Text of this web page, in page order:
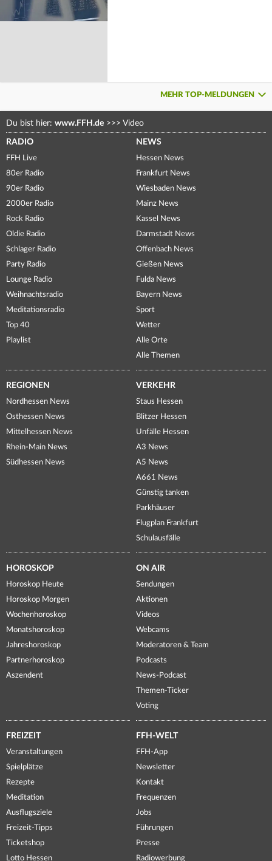
MEHR TOP-MELDUNGEN
Du bist hier: www.FFH.de >>> Video
RADIO
FFH Live
80er Radio
90er Radio
2000er Radio
Rock Radio
Oldie Radio
Schlager Radio
Party Radio
Lounge Radio
Weihnachtsradio
Meditationsradio
Top 40
Playlist
NEWS
Hessen News
Frankfurt News
Wiesbaden News
Mainz News
Kassel News
Darmstadt News
Offenbach News
Gießen News
Fulda News
Bayern News
Sport
Wetter
Alle Orte
Alle Themen
REGIONEN
Nordhessen News
Osthessen News
Mittelhessen News
Rhein-Main News
Südhessen News
VERKEHR
Staus Hessen
Blitzer Hessen
Unfälle Hessen
A3 News
A5 News
A661 News
Günstig tanken
Parkhäuser
Flugplan Frankfurt
Schulausfälle
HOROSKOP
Horoskop Heute
Horoskop Morgen
Wochenhoroskop
Monatshoroskop
Jahreshoroskop
Partnerhoroskop
Aszendent
ON AIR
Sendungen
Aktionen
Videos
Webcams
Moderatoren & Team
Podcasts
News-Podcast
Themen-Ticker
Voting
FREIZEIT
Veranstaltungen
Spielplätze
Rezepte
Meditation
Ausflugsziele
Freizeit-Tipps
Ticketshop
Lotto Hessen
FFH-WELT
FFH-App
Newsletter
Kontakt
Frequenzen
Jobs
Führungen
Presse
Radiowerbung